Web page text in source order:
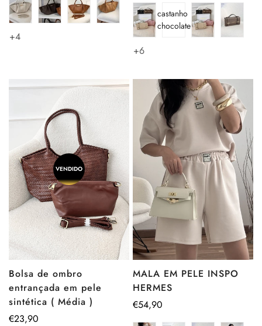
+4
castanho
chocolate
+6
VENDIDO
Bolsa de ombro
entrançada em pele
sintética ( Média )
Preço
€23,90
MALA EM PELE INSPO
HERMES
Preço
€54,90